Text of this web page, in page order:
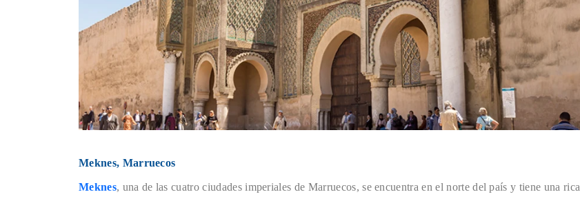
Meknes, Marruecos
Meknes, una de las cuatro ciudades imperiales de Marruecos, se encuentra en el norte del país y tiene una rica